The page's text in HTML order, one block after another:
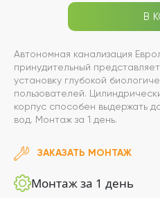
В
Автономная канализация
принудительный
установку глубокой
пользователей.
корпус способен выдержать
вод. Монтаж за 1 день.
ЗАКАЗАТЬ МОНТАЖ
Монтаж за 1 день